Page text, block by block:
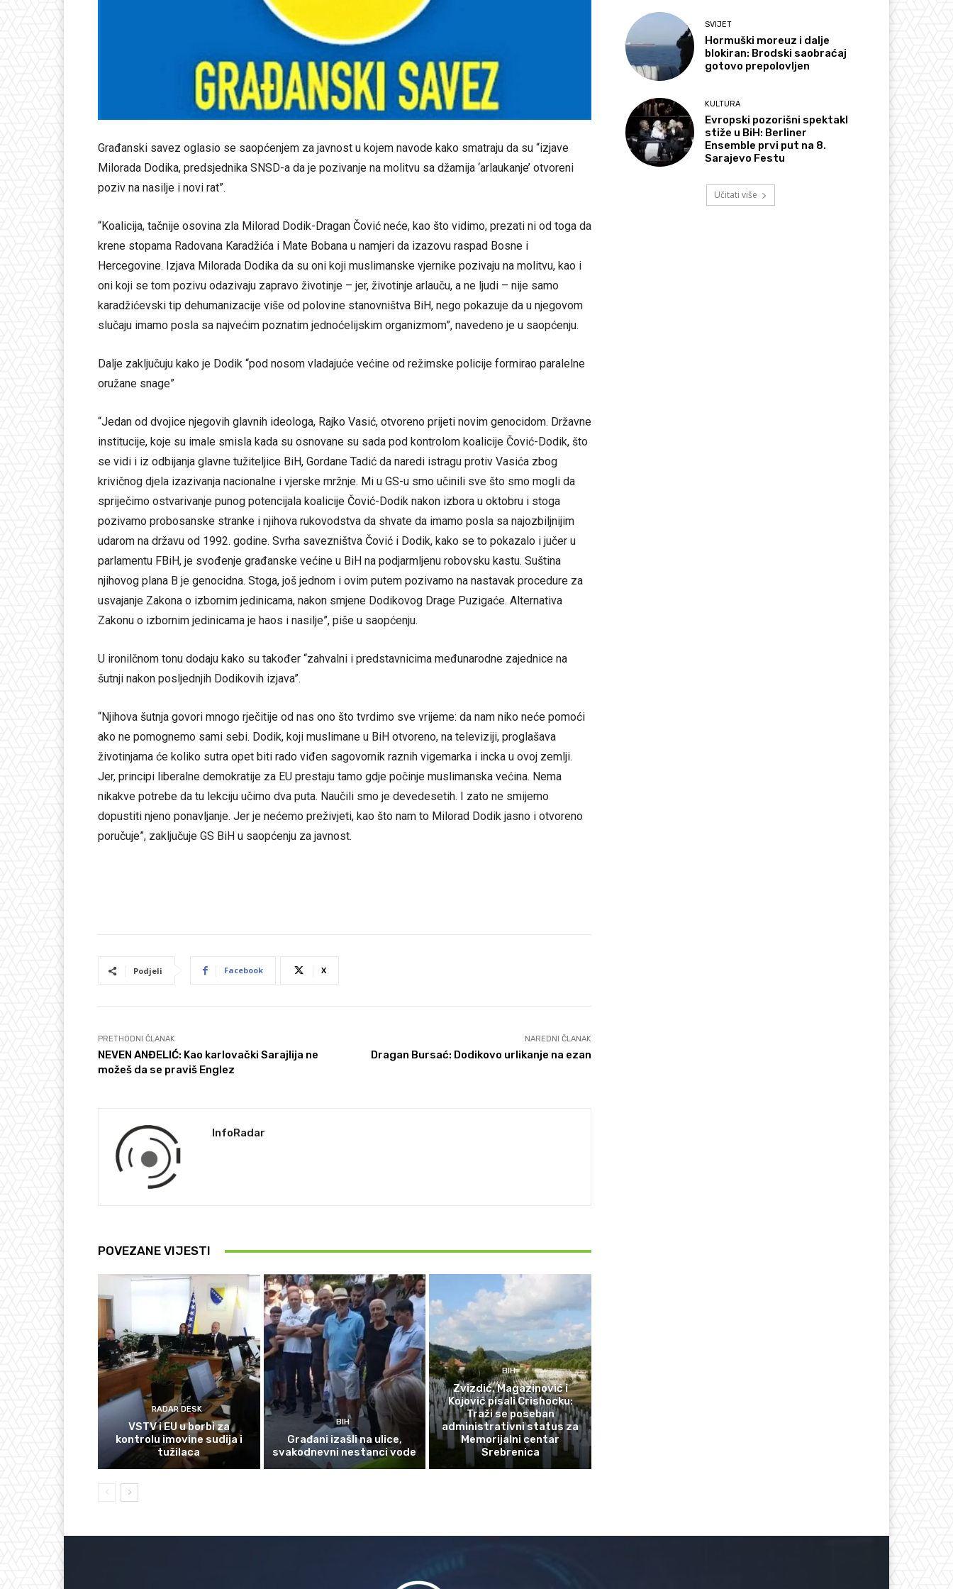
Građanski savez oglasio se saopćenjem za javnost u kojem navode kako smatraju da su “izjave
Milorada Dodika, predsjednika SNSD-a da je pozivanje na molitvu sa džamija ‘arlaukanje’ otvoreni
poziv na nasilje i novi rat”.
“Koalicija, tačnije osovina zla Milorad Dodik-Dragan Čović neće, kao što vidimo, prezati ni od toga da
krene stopama Radovana Karadžića i Mate Bobana u namjeri da izazovu raspad Bosne i
Hercegovine. Izjava Milorada Dodika da su oni koji muslimanske vjernike pozivaju na molitvu, kao i
oni koji se tom pozivu odazivaju zapravo životinje – jer, životinje arlauču, a ne ljudi – nije samo
karadžićevski tip dehumanizacije više od polovine stanovništva BiH, nego pokazuje da u njegovom
slučaju imamo posla sa najvećim poznatim jednoćelijskim organizmom”, navedeno je u saopćenju.
Dalje zaključuju kako je Dodik “pod nosom vladajuće većine od režimske policije formirao paralelne
oružane snage”
“Jedan od dvojice njegovih glavnih ideologa, Rajko Vasić, otvoreno prijeti novim genocidom. Državne
institucije, koje su imale smisla kada su osnovane su sada pod kontrolom koalicije Čović-Dodik, što
se vidi i iz odbijanja glavne tužiteljice BiH, Gordane Tadić da naredi istragu protiv Vasića zbog
krivičnog djela izazivanja nacionalne i vjerske mržnje. Mi u GS-u smo učinili sve što smo mogli da
spriječimo ostvarivanje punog potencijala koalicije Čović-Dodik nakon izbora u oktobru i stoga
pozivamo probosanske stranke i njihova rukovodstva da shvate da imamo posla sa najozbiljnijim
udarom na državu od 1992. godine. Svrha savezništva Čović i Dodik, kako se to pokazalo i jučer u
parlamentu FBiH, je svođenje građanske većine u BiH na podjarmljenu robovsku kastu. Suština
njihovog plana B je genocidna. Stoga, još jednom i ovim putem pozivamo na nastavak procedure za
usvajanje Zakona o izbornim jedinicama, nakon smjene Dodikovog Drage Puzigaće. Alternativa
Zakonu o izbornim jedinicama je haos i nasilje”, piše u saopćenju.
U ironilčnom tonu dodaju kako su također “zahvalni i predstavnicima međunarodne zajednice na
šutnji nakon posljednjih Dodikovih izjava”.
“Njihova šutnja govori mnogo rječitije od nas ono što tvrdimo sve vrijeme: da nam niko neće pomoći
ako ne pomognemo sami sebi. Dodik, koji muslimane u BiH otvoreno, na televiziji, proglašava
životinjama će koliko sutra opet biti rado viđen sagovornik raznih vigemarka i incka u ovoj zemlji.
Jer, principi liberalne demokratije za EU prestaju tamo gdje počinje muslimanska većina. Nema
nikakve potrebe da tu lekciju učimo dva puta. Naučili smo je devedesetih. I zato ne smijemo
dopustiti njeno ponavljanje. Jer je nećemo preživjeti, kao što nam to Milorad Dodik jasno i otvoreno
poručuje”, zaključuje GS BiH u saopćenju za javnost.
Podjeli Facebook X
PRETHODNI ČLANAK
NEVEN ANĐELIĆ: Kao karlovački Sarajlija ne
možeš da se praviš Englez
NAREDNI ČLANAK
Dragan Bursać: Dodikovo urlikanje na ezan
InfoRadar
POVEZANE VIJESTI
RADAR DESK
VSTV i EU u borbi za
kontrolu imovine sudija i
tužilaca
BIH
Građani izašli na ulice,
svakodnevni nestanci vode
BIH
Zvizdić, Magazinović i
Kojović pisali Crishocku:
Traži se poseban
administrativni status za
Memorijalni centar
Srebrenica
SVIJET
Hormuški moreuz i dalje
blokiran: Brodski saobraćaj
gotovo prepolovljen
KULTURA
Evropski pozorišni spektakl
stiže u BiH: Berliner
Ensemble prvi put na 8.
Sarajevo Festu
Učitati više